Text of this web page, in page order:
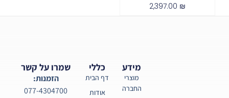
2,397.00 ₪
כללי
דף הבית
אודות
מידע
מוצרי
החברה
שמרו על קשר
הזמנות:
077-4304700